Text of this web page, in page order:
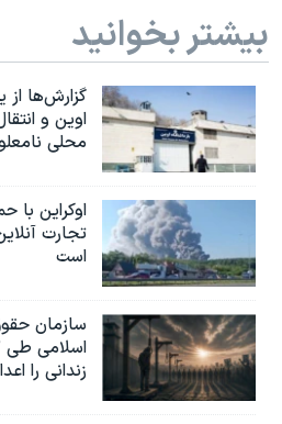
بیشتر بخوانید
اوین و
محلی
اوکراین با
تجارت
است
سازمان
زندانی را